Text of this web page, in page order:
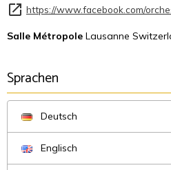
https://www.facebook.com/
Salle Métropole Lausanne
Sprachen
Deutsch
Englisch